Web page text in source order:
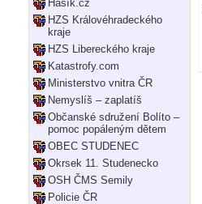
Hasík.cz
HZS Královéhradeckého
kraje
HZS Libereckého kraje
Katastrofy.com
Ministerstvo vnitra ČR
Nemyslíš – zaplatíš
Občanské sdružení Bolíto –
pomoc popáleným dětem
OBEC STUDENEC
Okrsek 11. Studenecko
OSH ČMS Semily
Policie ČR